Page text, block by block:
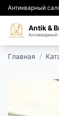
Антикварный
Antik &
Антикварный
Главная /